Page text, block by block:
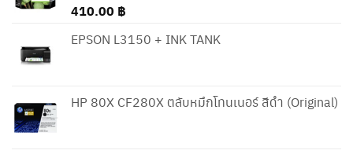
410.00 ฿
EPSON L3150 + INK TANK
HP 80X CF280X ตลับหมึกโทนเนอร์ สีดำ (Original)